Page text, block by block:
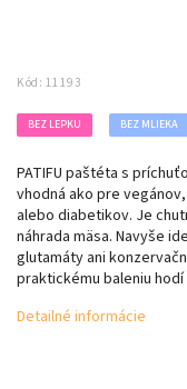
Kód: 11193
BEZ LEPKU BEZ MLIEKA
PATIFU paštéta s
vhodná ako pre
alebo diabetikov. Je
náhrada mäsa. Navyše
glutamáty ani
praktickému baleniu
Detailné informácie